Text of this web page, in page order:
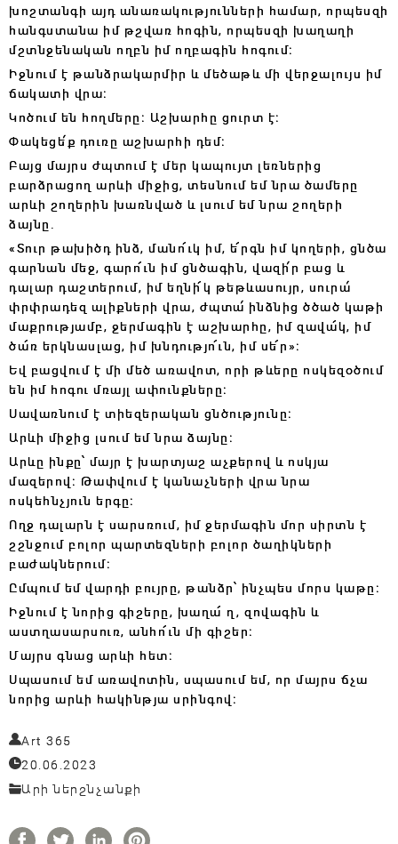
խոշտանգի այդ անառակությունների համար, որպեսզի
հանգստանա իմ թշվառ հոգին, որպեսզի խաղաղի
մշտնջենական ողբն իմ ողբագին հոգում։
Իջնում է թանձրակարմիր և մեծաթև մի վերջալույս իմ
ճակատի վրա։
Կոծում են հողմերը։ Աշխարհը ցուրտ է։
Փակեցե՛ք դուռը աշխարհի դեմ։
Բայց մայրս ժպտում է մեր կապույտ լեռներից
բարձրացող արևի միջից, տեսնում եմ նրա ծամերը
արևի շողերին խառնված և լսում եմ նրա շողերի
ձայնը․
«Տուր թախիծդ ինձ, մանո՜ւկ իմ, ե՜րգն իմ կողերի, ցնծա
գարնան մեջ, գարո՜ւն իմ ցնծագին, վազի՛ր բաց և
դալար դաշտերում, իմ եղնի՜կ թեթևասույր, սուրա՛
փրփրադեզ ալիքների վրա, ժպտա՛ ինձնից ծծած կաթի
մաքրությամբ, ջերմագին է աշխարհը, իմ զավա՜կ, իմ
ծա՜ռ երկնասլաց, իմ խնդությո՜ւն, իմ սե՜ր»։
Եվ բացվում է մի մեծ առավոտ, որի թևերը ոսկեզօծում
են իմ հոգու մռայլ ափունքները։
Սավառնում է տիեզերական ցնծությունը։
Արևի միջից լսում եմ նրա ձայնը։
Արևը ինքը՝ մայր է խարտյաշ աչքերով և ոսկյա
մազերով։ Թափվում է կանաչների վրա նրա
ոսկեհնչյուն երգը։
Ողջ դալարն է սարսռում, իմ ջերմագին մոր սիրտն է
շշնջում բոլոր պարտեզների բոլոր ծաղիկների
բաժակներում։
Ըմպում եմ վարդի բույրը, թանձր՝ ինչպես մորս կաթը։
Իջնում է նորից գիշերը, խաղա՜ ղ, զովագին և
աստղասարսուռ, անհո՜ւն մի գիշեր։
Մայրս գնաց արևի հետ։
Սպասում եմ առավոտին, սպասում եմ, որ մայրս ճչա
նորից արևի հակինթյա սրինգով։
Art 365
20.06.2023
Արի ներշնչանքի